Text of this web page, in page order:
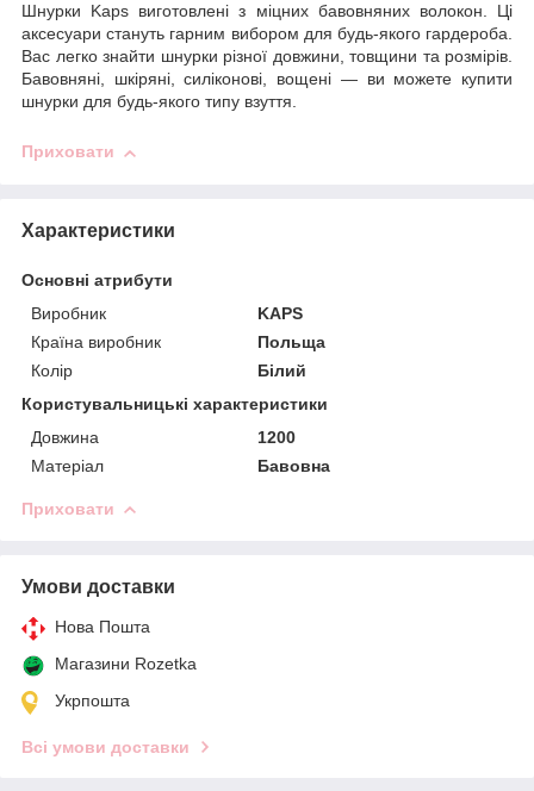
Шнурки Kaps виготовлені з міцних бавовняних волокон. Ці
аксесуари стануть гарним вибором для будь-якого гардероба.
Вас легко знайти шнурки різної довжини, товщини та розмірів.
Бавовняні, шкіряні, силіконові, вощені — ви можете купити
шнурки для будь-якого типу взуття.
Приховати
Характеристики
Основні атрибути
Виробник
KAPS
Країна виробник
Польща
Колір
Білий
Користувальницькі характеристики
Довжина
1200
Матеріал
Бавовна
Приховати
Умови доставки
Нова Пошта
Магазини Rozetka
Укрпошта
Всі умови доставки